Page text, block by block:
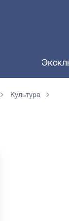
Культура